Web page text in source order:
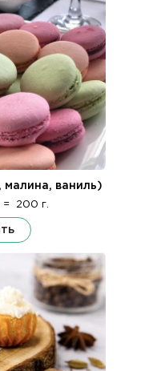
ваниль)
= 200 г.